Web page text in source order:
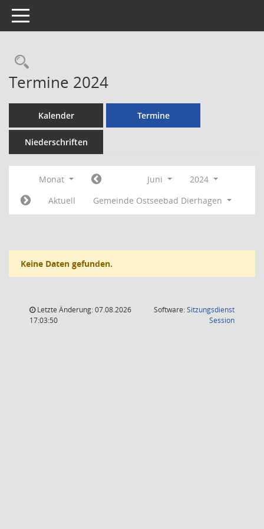
Toggle navigation
Rechercheauswahl
Termine 2024
Kalender Termine
Niederschriften
Monat Juni
2024
Aktuell
Gemeinde Ostseebad Dierhagen
Keine Daten gefunden.
Letzte Änderung: 07.08.2026
17:03:50
Software:Sitzungsdienst
Session(Wird in